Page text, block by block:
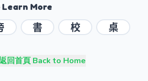
Learn More
書 校 桌
回首頁 Back to Home